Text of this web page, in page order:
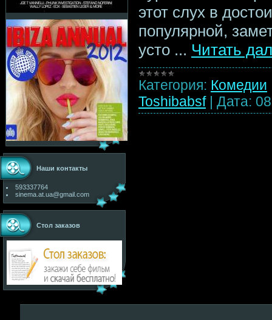
Наши контакты
593337764
sinema.at.ua@gmail.com
Стол заказов
этот слух в
популярной,
усто ... Читать
Категория: Комедии
Toshibabsf | Дата: